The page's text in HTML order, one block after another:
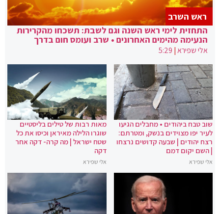
התחזית לימי ראש השנה וגם לשבת: תשכחו מהקרירות
הנעימה מהימים האחרונים • שרב ועומס חום בדרך
אלי שפירא|
5:29
ראש השרב
שוב טבח ביהודים • מחבלים הגיעו
לעיר יפו מצוידים בנשק, ומטרתם:
רצח יהודים | שבעה קדושים נרצחו
| השם יקום דמם
אלי שפירא
מאות רבות של טילים בליסטיים
שוגרו הלילה מאיראן וכיסו את כל
שטח ישראל | מה קרה- דקה אחר
דקה
אלי שפירא